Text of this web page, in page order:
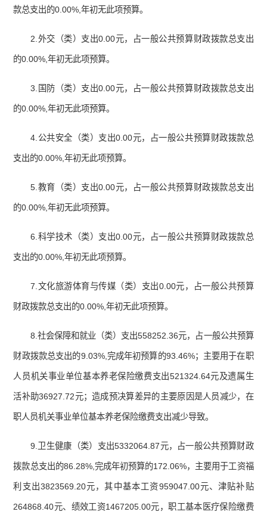
款总支出的0.00%,年初无此项预算。
2.外交（类）支出0.00元，占一般公共预算财政拨款总支出
的0.00%,年初无此项预算。
3.国防（类）支出0.00元，占一般公共预算财政拨款总支出
的0.00%,年初无此项预算。
4.公共安全（类）支出0.00元，占一般公共预算财政拨款总
支出的0.00%,年初无此项预算。
5.教育（类）支出0.00元，占一般公共预算财政拨款总支出
的0.00%,年初无此项预算。
6.科学技术（类）支出0.00元，占一般公共预算财政拨款总
支出的0.00%,年初无此项预算。
7.文化旅游体育与传媒（类）支出0.00元，占一般公共预算
财政拨款总支出的0.00%,年初无此项预算。
8.社会保障和就业（类）支出558252.36元，占一般公共预算
财政拨款总支出的9.03%,完成年初预算的93.46%；主要用于在职
人员机关事业单位基本养老保险缴费支出521324.64元及遗属生
活补助36927.72元；造成预决算差异的主要原因是人员减少，在
职人员机关事业单位基本养老保险缴费支出减少导致。
9.卫生健康（类）支出5332064.87元，占一般公共预算财政
拨款总支出的86.28%,完成年初预算的172.06%，主要用于工资福
利支出3823569.20元，其中基本工资959047.00元、津贴补贴
264868.40元、绩效工资1467205.00元，职工基本医疗保险缴费